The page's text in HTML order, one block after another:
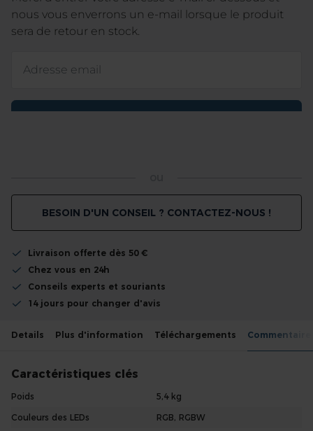
BESOIN D'UN CONSEIL ? CONTACTEZ-NOUS !
Livraison offerte dès 50 €
Chez vous en 24h
Conseils experts et souriants
14 jours pour changer d'avis
Details Plus d'information Téléchargements
Caractéristiques clés
Poids
5,4 kg
Couleurs des LEDs
RGB, RGBW